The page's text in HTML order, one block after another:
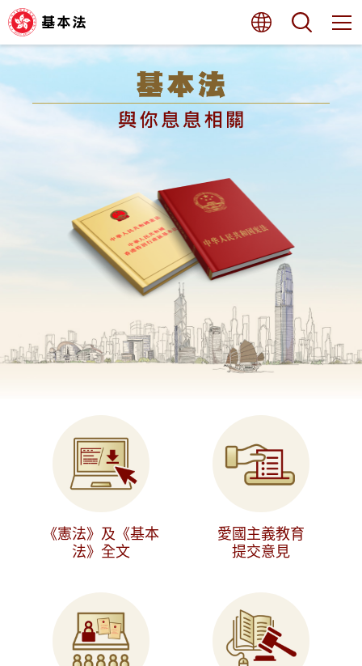
至
內
容
的
始
語言
主頁
《憲法》及《基本
法》全文
愛國主義教育
提交意見